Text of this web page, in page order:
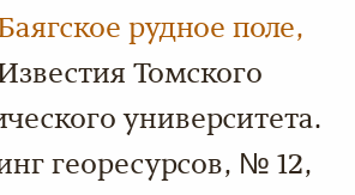
рудное поле,
Томского
университета.
георесурсов, № 12,